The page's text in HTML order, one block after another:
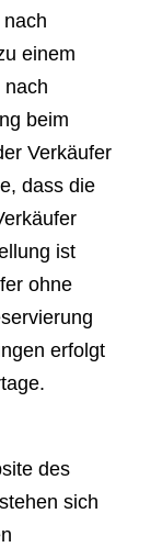
einem
nach
beim
Verkäufer
dass die
ist
ohne
erfolgt
des
sich